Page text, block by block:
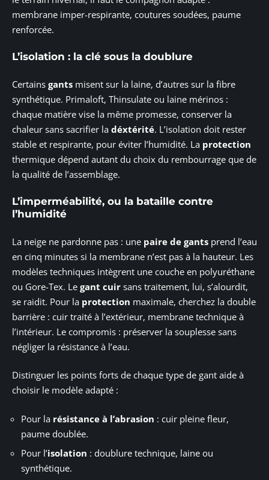
membrane imper-respirante, coutures soudées, paume
renforcée.
L’isolation : la clé sous la doublure
Certains gants misent sur la laine, d’autres sur la fibre
synthétique. Primaloft, Thinsulate ou laine mérinos :
chaque matière vise la même promesse, conserver la
chaleur sans sacrifier la déxtérité. L’isolation doit rester
stable et respirante, pour éviter l’humidité. La protection
thermique dépend autant du choix du rembourrage que de
la qualité de l’assemblage.
L’imperméabilité, ou la bataille contre
l’humidité
La neige ne pardonne pas : une paire de gants prend l’eau
en cinq minutes si la membrane n’est pas à la hauteur. Les
modèles techniques intègrent une couche en polyuréthane
ou Gore-Tex. Le gant cuir sans traitement, lui, s’alourdit,
se raidit. Pour la protection maximale, cherchez la double
barrière : cuir traité à l’extérieur, membrane technique à
l’intérieur. Le compromis : préserver la souplesse sans
négliger la résistance à l’eau.
Distinguer les points forts de chaque type de gant aide à
choisir le modèle adapté :
Pour la résistance à l’abrasion : cuir pleine fleur,
paume doublée.
Pour l’isolation : doublure technique, laine ou
synthétique.